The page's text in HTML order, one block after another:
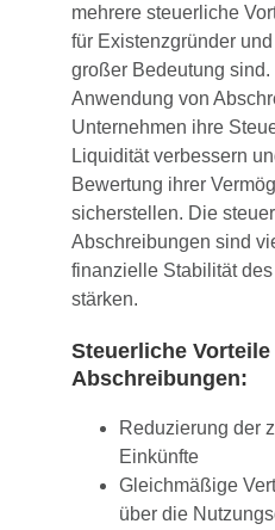
mehrere steuerliche
für Existenzgründer
großer Bedeutung
Anwendung von
Unternehmen ihre
Liquidität verbessern
Bewertung ihrer
sicherstellen. Die
Abschreibungen sind
finanzielle Stabilität
stärken.
Steuerliche Vorteile
Abschreibungen:
Reduzierung der
Einkünfte
Gleichmäßige
über die